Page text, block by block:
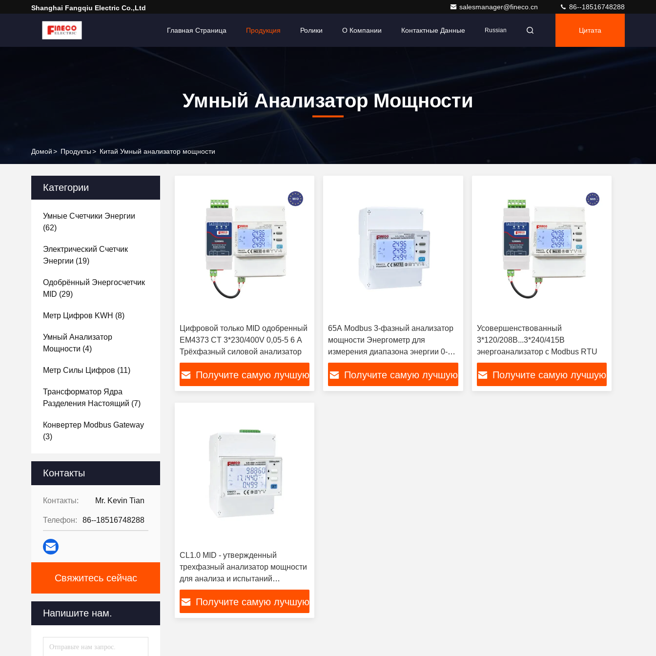
Shanghai Fangqiu Electric Co.,ltd salesmanager@fineco.cn 86--18516748288
Главная Страница Продукция Ролики О Компании Контактные Данные Russian Цитата
Умный Анализатор Мощности
Домой> Продукты> Китай Умный анализатор мощности
Категории
Умные Счетчики Энергии
(62)
Электрический Счетчик
Энергии (19)
Одобрённый Энергосчетчик
MID (29)
Метр Цифров KWH (8)
Умный Анализатор
Мощности (4)
Метр Силы Цифров (11)
Трансформатор Ядра
Разделения Настоящий (7)
Конвертер Modbus Gateway
(3)
Контакты
Контакты: Mr. Kevin Tian
Телефон: 86--18516748288
Свяжитесь сейчас
Напишите нам.
Цифровой только MID одобренный
EM4373 CT 3*230/400V 0,05-5 6 A
Трёхфазный силовой анализатор
Получите самую лучшую
65A Modbus 3-фазный анализатор
мощности Энергометр для
измерения диапазона энергии 0-
999999.99
Получите самую лучшую
Усовершенствованный
3*120/208В...3*240/415В
энергоанализатор с Modbus RTU
Получите самую лучшую
CL1.0 MID - утвержденный
трехфазный анализатор мощности
для анализа и испытаний
электрических счетчиков
Получите самую лучшую